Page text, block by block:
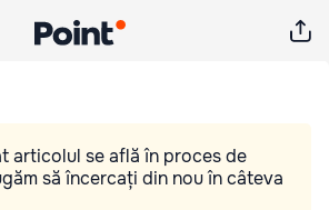
articolul se află în proces de
să încercați din nou în câteva